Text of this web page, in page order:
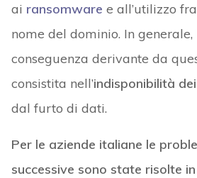
ai ransomware e all’utilizzo
nome del dominio. In
conseguenza derivante da
consistita nell’indisponibilità
dal furto di dati.
Per le aziende italiane le
successive sono state risolte